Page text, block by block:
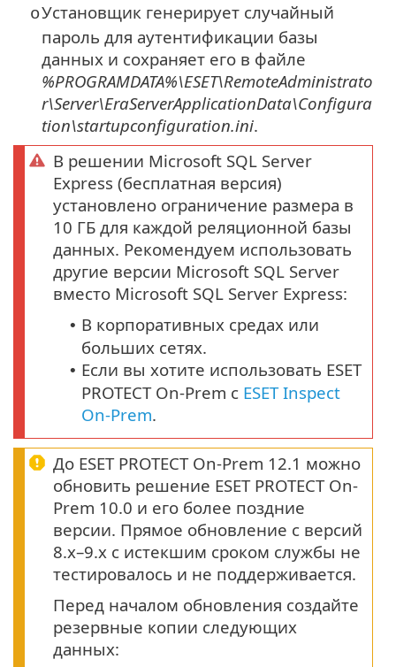
oУстановщик генерирует случайный
пароль для аутентификации базы
данных и сохраняет его в файле
%PROGRAMDATA%\ESET\RemoteAdministrato
r\Server\EraServerApplicationData\Configura
tion\startupconfiguration.ini.
В решении Microsoft SQL Server
Express (бесплатная версия)
установлено ограничение размера в
10 ГБ для каждой реляционной базы
данных. Рекомендуем использовать
другие версии Microsoft SQL Server
вместо Microsoft SQL Server Express:
• В корпоративных средах или
больших сетях.
• Если вы хотите использовать ESET
PROTECT On-Prem с ESET Inspect
On-Prem.
До ESET PROTECT On-Prem 12.1 можно
обновить решение ESET PROTECT On-
Prem 10.0 и его более поздние
версии. Прямое обновление с версий
8.x–9.x с истекшим сроком службы не
тестировалось и не поддерживается.
Перед началом обновления создайте
резервные копии следующих
данных: